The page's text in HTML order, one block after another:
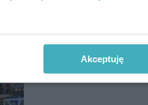
Akceptuję